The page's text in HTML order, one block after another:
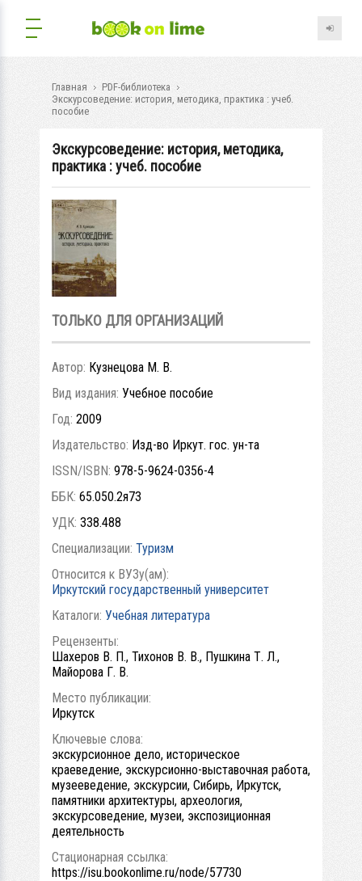
Главная
PDF-библиотека
Экскурсоведение: история, методика, практика : учеб.
пособие
Экскурсоведение: история, методика,
практика : учеб. пособие
ТОЛЬКО ДЛЯ ОРГАНИЗАЦИЙ
Автор: Кузнецова М. В.
Вид издания: Учебное пособие
Год: 2009
Издательство: Изд-во Иркут. гос. ун-та
ISSN/ISBN: 978-5-9624-0356-4
ББК: 65.050.2я73
УДК: 338.488
Специализации: Туризм
Относится к ВУЗу(ам):
Иркутский государственный университет
Каталоги: Учебная литература
Рецензенты:
Шахеров В. П., Тихонов В. В., Пушкина Т. Л.,
Майорова Г. В.
Место публикации:
Иркутск
Ключевые слова:
экскурсионное дело, историческое
краеведение, экскурсионно-выставочная работа,
музееведение, экскурсии, Сибирь, Иркутск,
памятники архитектуры, археология,
экскурсоведение, музеи, экспозиционная
деятельность
Стационарная ссылка:
https://isu.bookonlime.ru/node/57730